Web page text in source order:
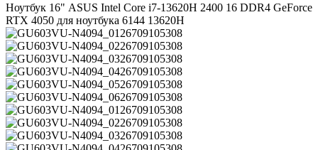
Ноутбук 16" ASUS Intel Core i7-13620H 2400 16 DDR4 GeForce
RTX 4050 для ноутбука 6144 13620H